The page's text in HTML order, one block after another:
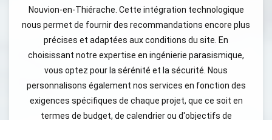
Nouvion-en-Thiérache. Cette intégration technologique
nous permet de fournir des recommandations encore plus
précises et adaptées aux conditions du site. En
choisissant notre expertise en ingénierie parasismique,
vous optez pour la sérénité et la sécurité. Nous
personnalisons également nos services en fonction des
exigences spécifiques de chaque projet, que ce soit en
termes de budget, de calendrier ou d'objectifs de